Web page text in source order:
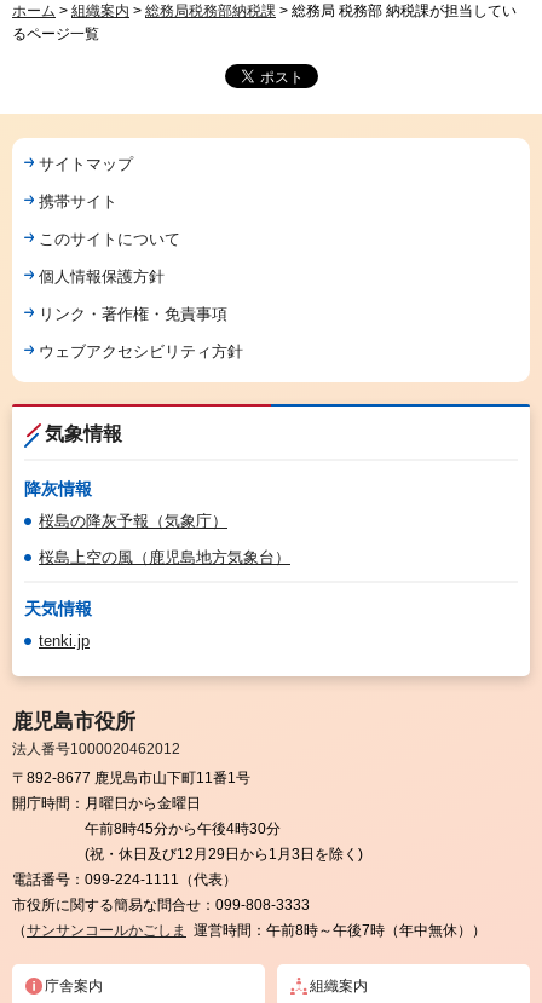
ホーム > 組織案内 > 総務局税務部納税課 > 総務局 税務部 納税課が担当してい
るページ一覧
サイトマップ
携帯サイト
このサイトについて
個人情報保護方針
リンク・著作権・免責事項
ウェブアクセシビリティ方針
気象情報
降灰情報
桜島の降灰予報（気象庁）
桜島上空の風（鹿児島地方気象台）
天気情報
tenki.jp
鹿児島市役所
法人番号1000020462012
〒892-8677 鹿児島市山下町11番1号
開庁時間： 月曜日から金曜日
午前8時45分から午後4時30分
(祝・休日及び12月29日から1月3日を除く)
電話番号： 099-224-1111（代表）
市役所に関する簡易な問合せ： 099-808-3333
（サンサンコールかごしま 運営時間：午前8時～午後7時（年中無休））
庁舎案内 組織案内